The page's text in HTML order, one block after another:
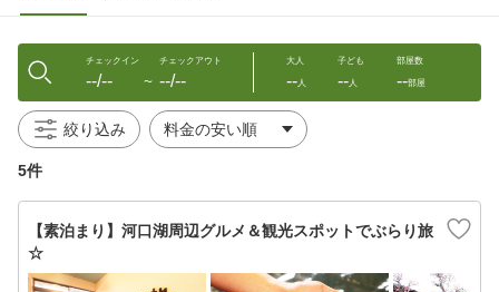
チェックイン
--/-- 〜
チェックアウト
--/--
大人
--人
子ども
--人
部屋数
--部屋
絞り込み
5件
【素泊まり】河口湖周辺グルメ＆観光スポットでぶらり旅
☆